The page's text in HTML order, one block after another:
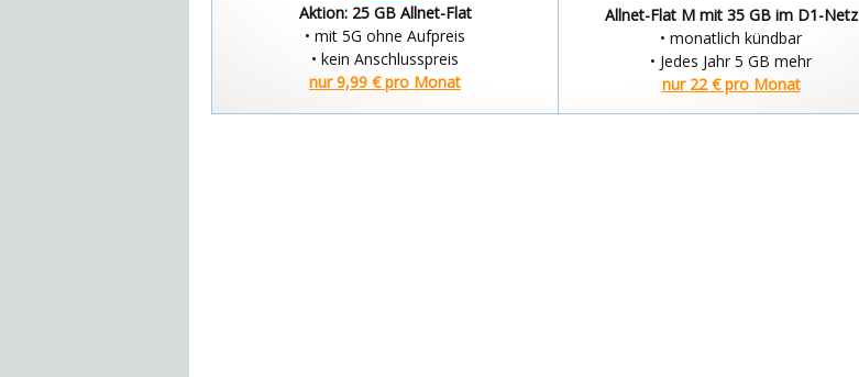
Aktion: 25 GB Allnet-Flat
• mit 5G ohne Aufpreis
• kein Anschlusspreis
nur 9,99 € pro Monat
Allnet-Flat M mit 35 GB im D1-Netz
• monatlich kündbar
• Jedes Jahr 5 GB mehr
nur 22 € pro Monat